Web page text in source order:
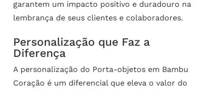
garantem um impacto positivo e duradouro na
lembrança de seus clientes e colaboradores.
Personalização que Faz a
Diferença
A personalização do Porta-objetos em Bambu
Coração é um diferencial que eleva o valor do